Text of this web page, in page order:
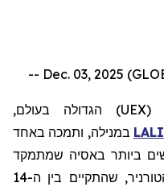
(
UEX) הגדולה בעולם,
במנילה, ותמכה באחד
ביותר באסיה שמתמקד
בקידום ספורט, קהילה וחברות. הטורניר, שהתקיים בין ה-14